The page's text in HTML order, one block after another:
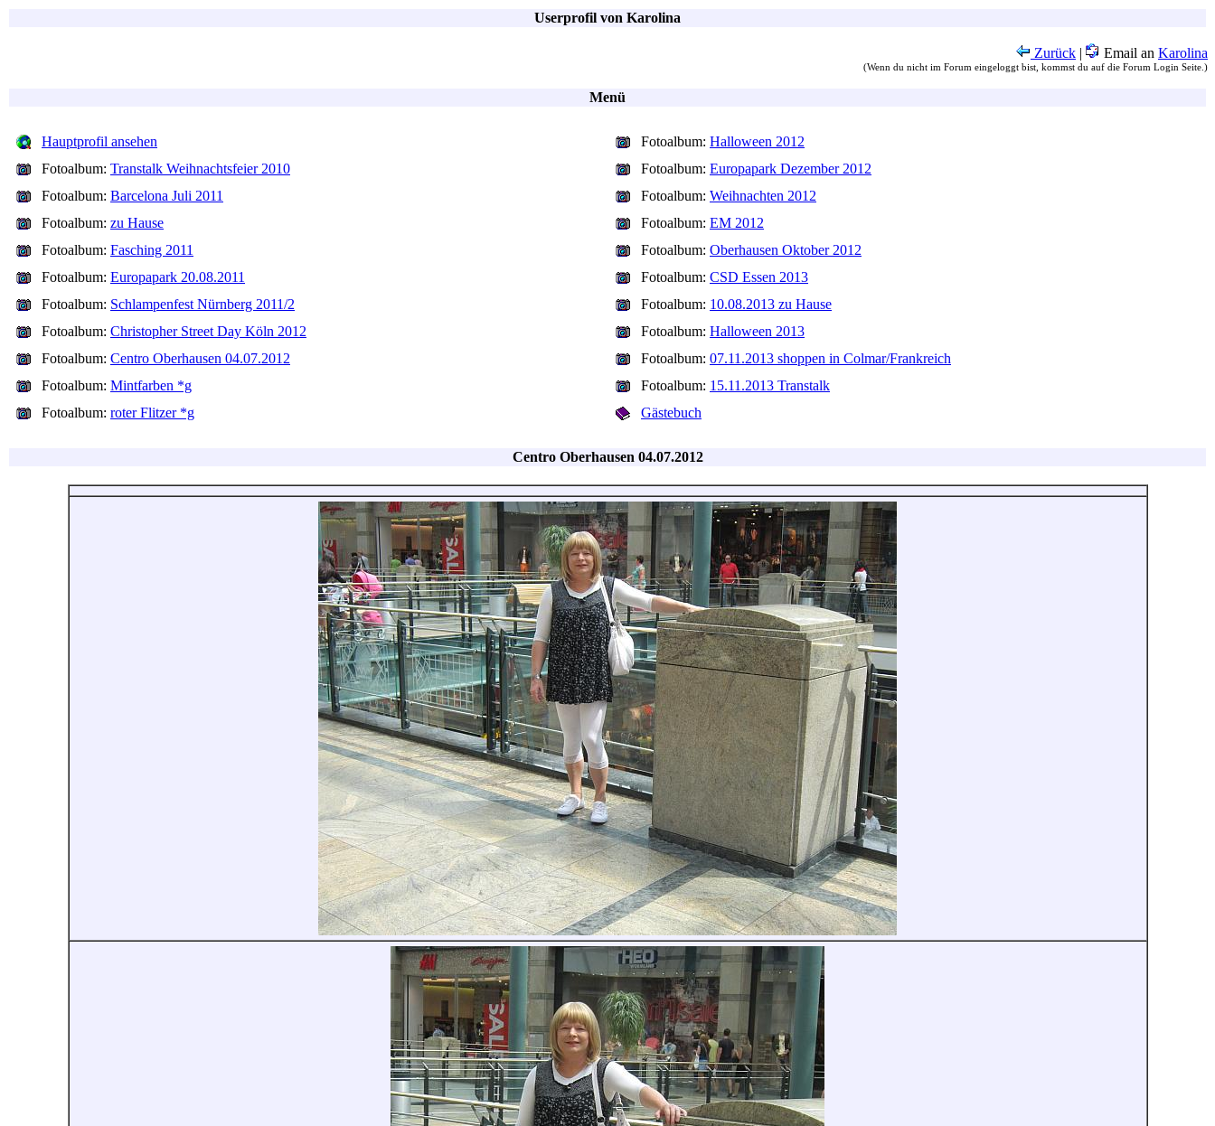
Userprofil von Karolina
Zurück | Email an Karolina
(Wenn du nicht im Forum eingeloggt bist, kommst du auf die Forum Login Seite.)
Menü
Hauptprofil ansehen
Fotoalbum: Transtalk Weihnachtsfeier 2010
Fotoalbum: Barcelona Juli 2011
Fotoalbum: zu Hause
Fotoalbum: Fasching 2011
Fotoalbum: Europapark 20.08.2011
Fotoalbum: Schlampenfest Nürnberg 2011/2
Fotoalbum: Christopher Street Day Köln 2012
Fotoalbum: Centro Oberhausen 04.07.2012
Fotoalbum: Mintfarben *g
Fotoalbum: roter Flitzer *g
Fotoalbum: Halloween 2012
Fotoalbum: Europapark Dezember 2012
Fotoalbum: Weihnachten 2012
Fotoalbum: EM 2012
Fotoalbum: Oberhausen Oktober 2012
Fotoalbum: CSD Essen 2013
Fotoalbum: 10.08.2013 zu Hause
Fotoalbum: Halloween 2013
Fotoalbum: 07.11.2013 shoppen in Colmar/Frankreich
Fotoalbum: 15.11.2013 Transtalk
Gästebuch
Centro Oberhausen 04.07.2012